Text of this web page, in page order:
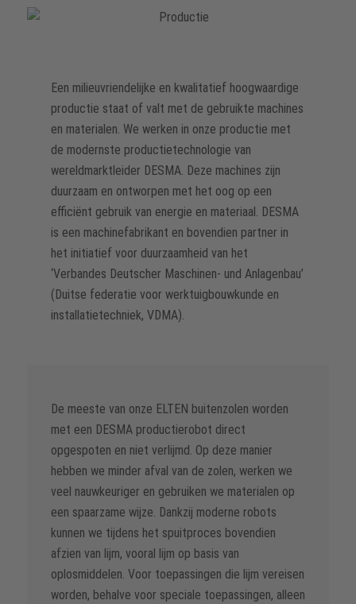
Een milieuvriendelijke en kwalitatief hoogwaardige
productie staat of valt met de gebruikte machines
en materialen. We werken in onze productie met
de modernste productietechnologie van
wereldmarktleider DESMA. Deze machines zijn
duurzaam en ontworpen met het oog op een
efficiënt gebruik van energie en materiaal. DESMA
is een machinefabrikant en bovendien partner in
het initiatief voor duurzaamheid van het
‘Verbandes Deutscher Maschinen- und Anlagenbau’
(Duitse federatie voor werktuigbouwkunde en
installatietechniek, VDMA).
De meeste van onze ELTEN buitenzolen worden
met een DESMA productierobot direct
opgespoten en niet verlijmd. Op deze manier
hebben we minder afval van de zolen, werken we
veel nauwkeuriger en gebruiken we materialen op
een spaarzame wijze. Dankzij moderne robots
kunnen we tijdens het spuitproces bovendien
afzien van lijm, vooral lijm op basis van
oplosmiddelen. Voor toepassingen die lijm vereisen
worden, behalve voor speciale toepassingen, alleen